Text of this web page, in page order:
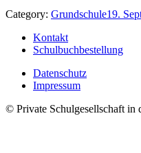
Category: Grundschule19.
Kontakt
Schulbuchbestellung
Datenschutz
Impressum
© Private Schulgesellschaft in